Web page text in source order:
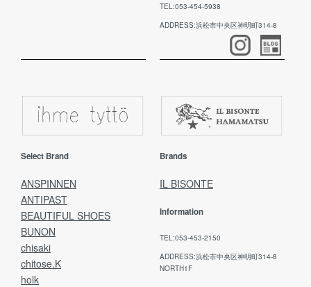
TEL:053-454-5938
ADDRESS:浜松市中央区神明町314-8
Select Brand
ANSPINNEN
ANTIPAST
BEAUTIFUL SHOES
BUNON
chisaki
chitose.K
holk
Brands
IL BISONTE
Information
TEL:053-453-2150
ADDRESS:浜松市中央区神明町314-8
NORTH1F